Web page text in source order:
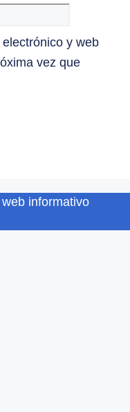
y web
vez que
informativo